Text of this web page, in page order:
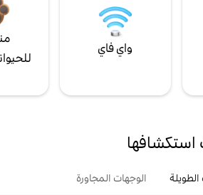
واي فاي
الوجهات المجاورة